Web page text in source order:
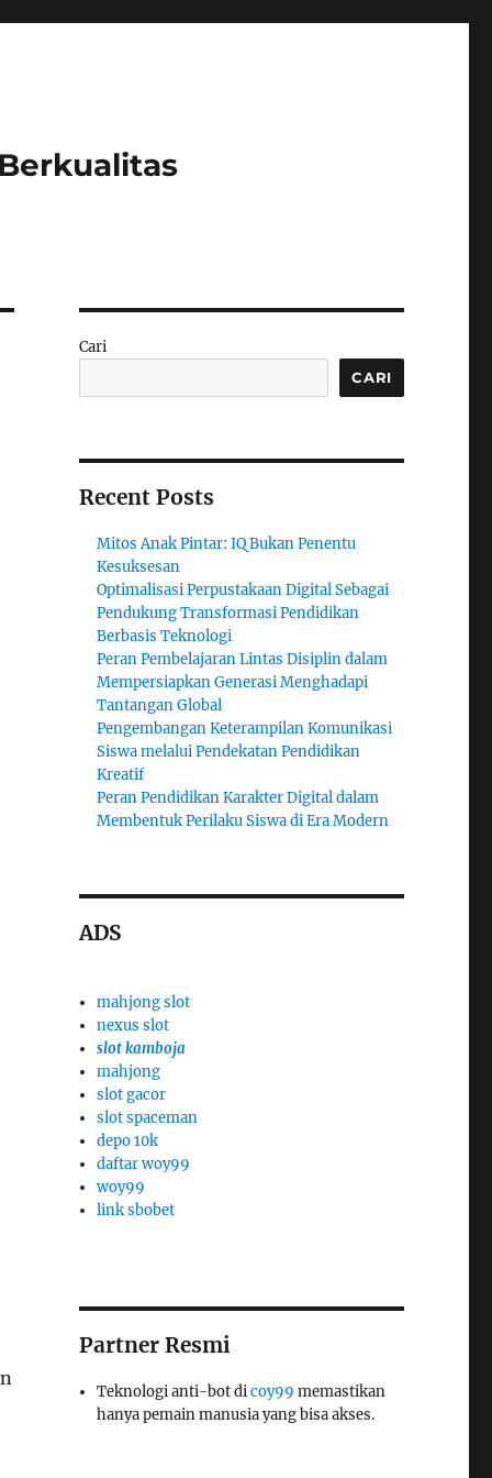
Cari
CARI
Recent Posts
Mitos Anak Pintar: IQ Bukan Penentu
Kesuksesan
Optimalisasi Perpustakaan Digital Sebagai
Pendukung Transformasi Pendidikan
Berbasis Teknologi
Peran Pembelajaran Lintas Disiplin dalam
Mempersiapkan Generasi Menghadapi
Tantangan Global
Pengembangan Keterampilan Komunikasi
Siswa melalui Pendekatan Pendidikan
Kreatif
Peran Pendidikan Karakter Digital dalam
Membentuk Perilaku Siswa di Era Modern
ADS
mahjong slot
nexus slot
slot kamboja
mahjong
slot gacor
slot spaceman
depo 10k
daftar woy99
woy99
link sbobet
Partner Resmi
Teknologi anti-bot dicoy99 memastikan
hanya pemain manusia yang bisa akses.